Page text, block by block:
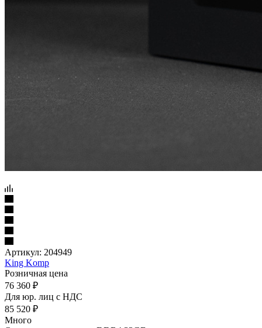
Артикул: 204949
King Komp
Розничная цена
76 360 ₽
Для юр. лиц c НДС
85 520 ₽
Много